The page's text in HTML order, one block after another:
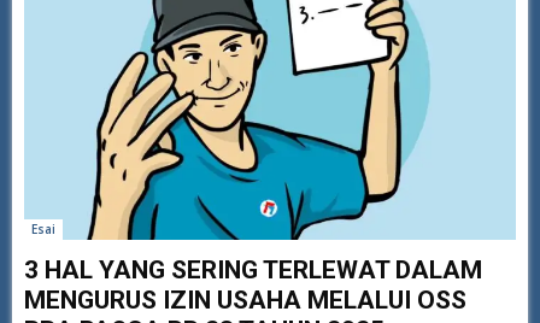
Esai
3 HAL YANG SERING TERLEWAT DALAM
MENGURUS IZIN USAHA MELALUI OSS